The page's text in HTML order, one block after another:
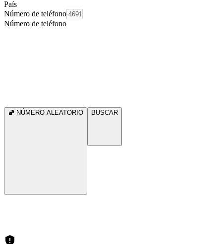
País
Número de teléfono
Número de teléfono
NÚMERO ALEATORIO BUSCAR